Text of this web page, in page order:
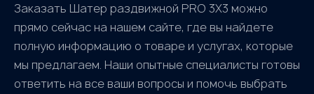
Заказать Шатер раздвижной PRO 3X3 можно
прямо сейчас на нашем сайте, где вы найдете
полную информацию о товаре и услугах, которые
мы предлагаем. Наши опытные специалисты готовы
ответить на все ваши вопросы и помочь выбрать